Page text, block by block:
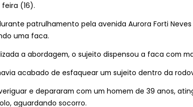
(16).
patrulhamento pela avenida Aurora Forti
uma faca.
a abordagem, o sujeito dispensou a faca com
acabado de esfaquear um sujeito dentro da
e depararam com um homem de 39 anos,
aguardando socorro.